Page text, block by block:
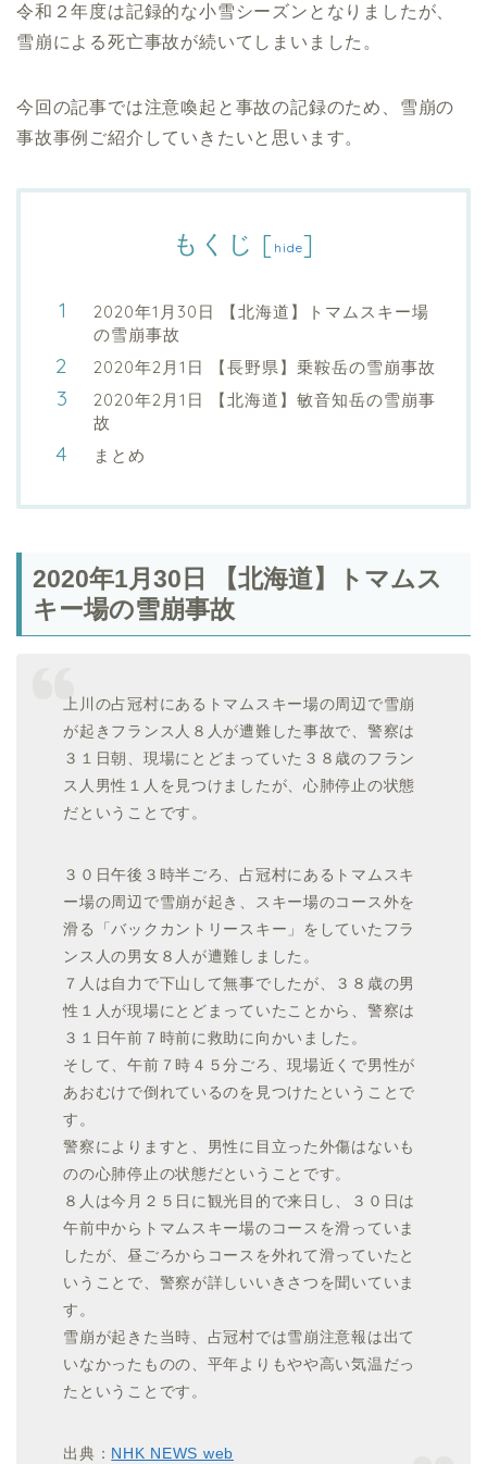
令和２年度は記録的な小雪シーズンとなりましたが、
雪崩による死亡事故が続いてしまいました。
今回の記事では注意喚起と事故の記録のため、雪崩の
事故事例ご紹介していきたいと思います。
もくじ [ hide]
2020年1月30日 【北海道】トマムスキー場
の雪崩事故
2020年2月1日 【長野県】乗鞍岳の雪崩事故
2020年2月1日 【北海道】敏音知岳の雪崩事
故
まとめ
2020年1月30日 【北海道】トマムス
キー場の雪崩事故
上川の占冠村にあるトマムスキー場の周辺で雪崩
が起きフランス人８人が遭難した事故で、警察は
３１日朝、現場にとどまっていた３８歳のフラン
ス人男性１人を見つけましたが、心肺停止の状態
だということです。
３０日午後３時半ごろ、占冠村にあるトマムスキ
ー場の周辺で雪崩が起き、スキー場のコース外を
滑る「バックカントリースキー」をしていたフラ
ンス人の男女８人が遭難しました。
７人は自力で下山して無事でしたが、３８歳の男
性１人が現場にとどまっていたことから、警察は
３１日午前７時前に救助に向かいました。
そして、午前７時４５分ごろ、現場近くで男性が
あおむけで倒れているのを見つけたということで
す。
警察によりますと、男性に目立った外傷はないも
のの心肺停止の状態だということです。
８人は今月２５日に観光目的で来日し、３０日は
午前中からトマムスキー場のコースを滑っていま
したが、昼ごろからコースを外れて滑っていたと
いうことで、警察が詳しいいきさつを聞いていま
す。
雪崩が起きた当時、占冠村では雪崩注意報は出て
いなかったものの、平年よりもやや高い気温だっ
たということです。
出典： NHK NEWS web